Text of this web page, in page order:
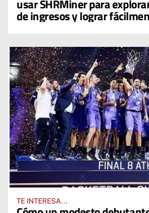
usar SHRMiner para
de ingresos y lograr
diario del 4% en sus activos
TE INTERESA...